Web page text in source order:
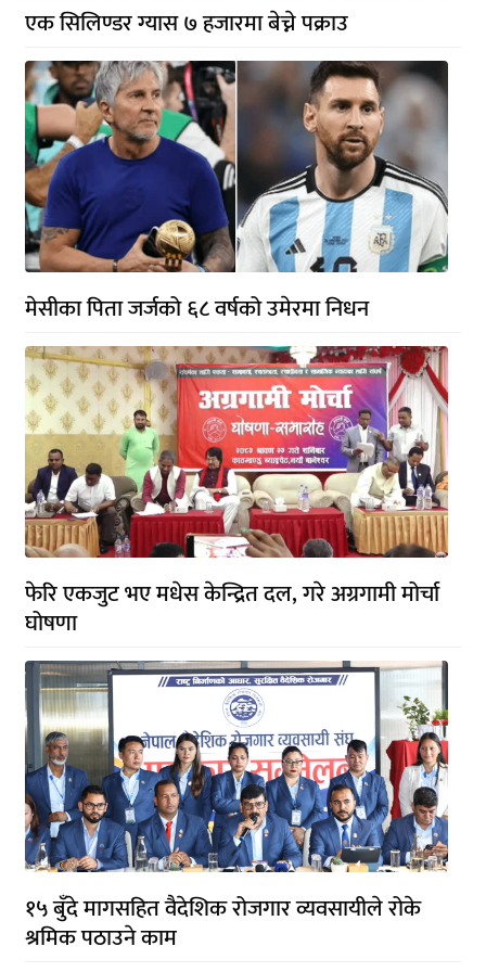
एक सिलिण्डर ग्यास ७ हजारमा बेच्ने पक्राउ
मेसीका पिता जर्जको ६८ वर्षको उमेरमा निधन
फेरि एकजुट भए मधेस केन्द्रित दल, गरे अग्रगामी मोर्चा
घोषणा
१५ बुँदे मागसहित वैदेशिक रोजगार व्यवसायीले रोके
श्रमिक पठाउने काम